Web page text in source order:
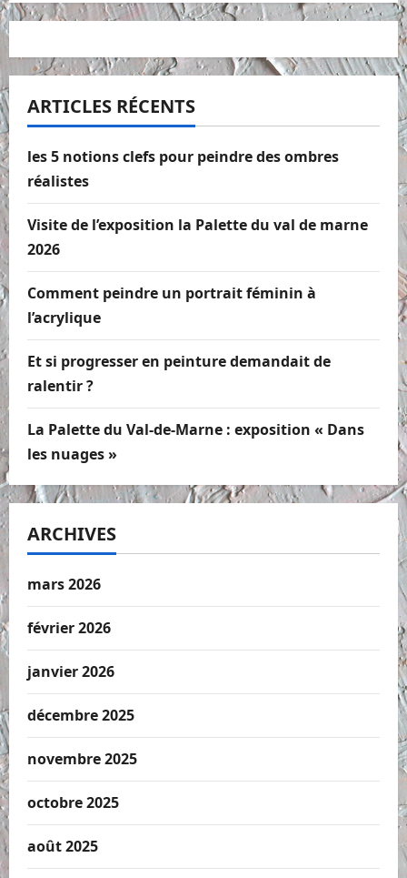
ARTICLES RÉCENTS
les 5 notions clefs pour peindre des ombres
réalistes
Visite de l’exposition la Palette du val de marne
2026
Comment peindre un portrait féminin à
l’acrylique
Et si progresser en peinture demandait de
ralentir ?
La Palette du Val-de-Marne : exposition « Dans
les nuages »
ARCHIVES
mars 2026
février 2026
janvier 2026
décembre 2025
novembre 2025
octobre 2025
août 2025